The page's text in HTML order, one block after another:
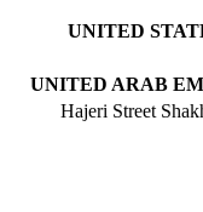
UNITED
UNITED ARAB
Hajeri Street